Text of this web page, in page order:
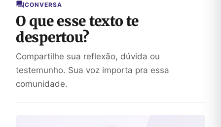
CONVERSA
O que esse texto te
despertou?
Compartilhe sua reflexão, dúvida ou
testemunho. Sua voz importa pra essa
comunidade.